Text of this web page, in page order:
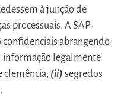
à junção de
processuais. A SAP
confidenciais abrangendo
informação legalmente
clemência; (ii) segredos